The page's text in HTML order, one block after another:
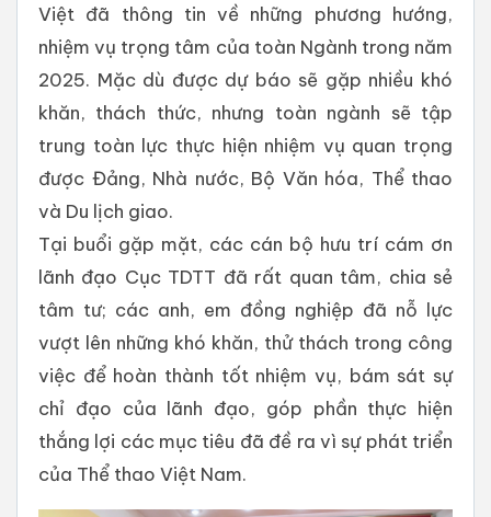
Việt đã thông tin về những phương hướng,
nhiệm vụ trọng tâm của toàn Ngành trong năm
2025. Mặc dù được dự báo sẽ gặp nhiều khó
khăn, thách thức, nhưng toàn ngành sẽ tập
trung toàn lực thực hiện nhiệm vụ quan trọng
được Đảng, Nhà nước, Bộ Văn hóa, Thể thao
và Du lịch giao.
Tại buổi gặp mặt, các cán bộ hưu trí cám ơn
lãnh đạo Cục TDTT đã rất quan tâm, chia sẻ
tâm tư; các anh, em đồng nghiệp đã nỗ lực
vượt lên những khó khăn, thử thách trong công
việc để hoàn thành tốt nhiệm vụ, bám sát sự
chỉ đạo của lãnh đạo, góp phần thực hiện
thắng lợi các mục tiêu đã đề ra vì sự phát triển
của Thể thao Việt Nam.